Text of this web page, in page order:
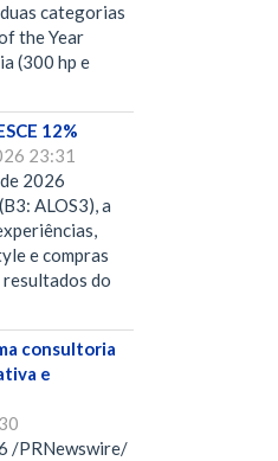
categorias
the Year
(300 hp e
12%
23:31
2026
ALOS3), a
e compras
resultados do
consultoria
e
/PRNewswire/